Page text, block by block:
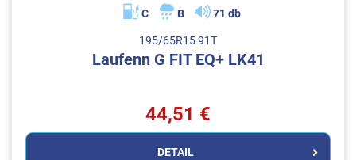
C B 71 db
195/65R15 91T
Laufenn G FIT EQ+ LK41
44,51 €
DETAIL